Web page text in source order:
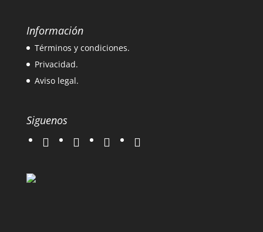
Información
Términos y condiciones.
Privacidad.
Aviso legal.
Siguenos
twitter instagramfacebook google